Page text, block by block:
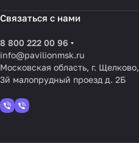
Связаться с нами
8 800 222 00 96
info@pavilionmsk.ru
Московская область, г. Щелково,
3й малопрудный проезд д. 2Б